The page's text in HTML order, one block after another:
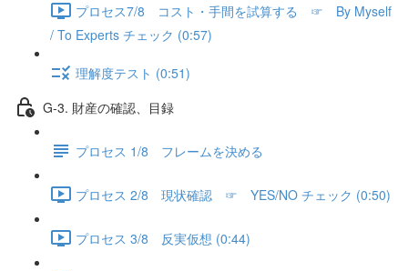
プロセス7/8 コスト・手間を試算する ☞ By Myself
/ To Experts チェック (0:57)
理解度テスト (0:51)
G-3. 財産の確認、目録
プロセス 1/8 フレームを決める
プロセス 2/8 現状確認 ☞ YES/NO チェック (0:50)
プロセス 3/8 反実仮想 (0:44)